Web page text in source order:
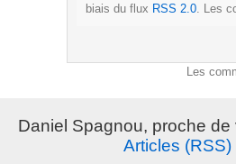
biais du flux RSS 2.0 . Les
Les
Daniel Spagnou, proche
Articles (RSS)